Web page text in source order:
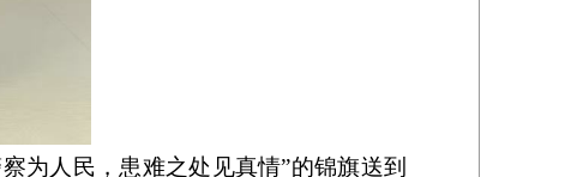
为人民，患难之处见真情”的锦旗送到